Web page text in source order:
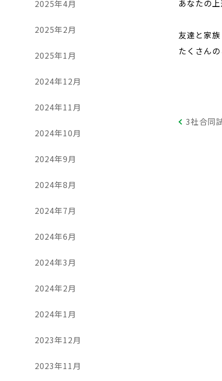
あなたの
友達と家
たくさん
3社合同
2025年4月
2025年2月
2025年1月
2024年12月
2024年11月
2024年10月
2024年9月
2024年8月
2024年7月
2024年6月
2024年3月
2024年2月
2024年1月
2023年12月
2023年11月